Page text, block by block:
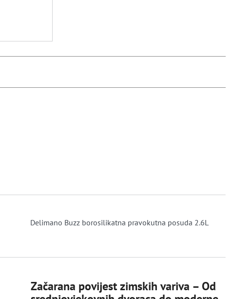
Delimano Buzz borosilikatna pravokutna posuda 2.6L
Začarana povijest zimskih variva – Od